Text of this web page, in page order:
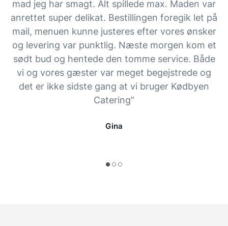
mad jeg har smagt. Alt spillede max. Maden var
anrettet super delikat. Bestillingen foregik let på
mail, menuen kunne justeres efter vores ønsker
og levering var punktlig. Næste morgen kom et
sødt bud og hentede den tomme service. Både
vi og vores gæster var meget begejstrede og
det er ikke sidste gang at vi bruger Kødbyen
Catering”
Gina